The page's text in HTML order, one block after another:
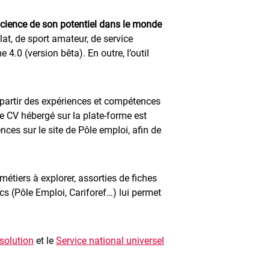
de son potentiel dans le monde
de sport amateur, de service
4.0 (version bêta). En outre, l’outil
des expériences et compétences
hébergé sur la plate-forme est
sur le site de Pôle emploi, afin de
à explorer, assorties de fiches
(Pôle Emploi, Cariforef…) lui permet
et le Service national universel